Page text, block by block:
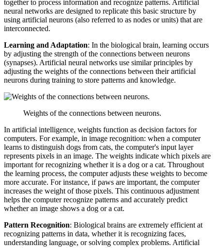
together to process information and recognize patterns. Artificial
neural networks are designed to replicate this basic structure by
using artificial neurons (also referred to as nodes orunits) that are
interconnected.
Learning and Adaptation: In the biological brain, learning occurs
by adjusting the strength ofthe connections between neurons
(synapses). Artificial neural networks use similarprinciples by
adjusting the weights ofthe connections between their artificial
neurons during training to store patterns and knowledge.
Weights ofthe connections between neurons.
In artificial intelligence, weights function as decision factors for
computers. For example, in image recognition: when a computer
learns to distinguish dogs from cats, the computer's input layer
represents pixels in an image. The weights indicate which pixels are
important forrecognizing whetherit is a dog ora cat. Throughout
the learning process, the computeradjusts these weights to become
more accurate. Forinstance, if paws are important, the computer
increases the weight ofthose pixels. This continuous adjustment
helps the computerrecognize patterns and accurately predict
whether an image shows a dog ora cat.
Pattern Recognition: Biological brains are extremely efficient at
recognizing patterns in data, whetherit is recognizing faces,
understanding language, orsolving complex problems. Artificial